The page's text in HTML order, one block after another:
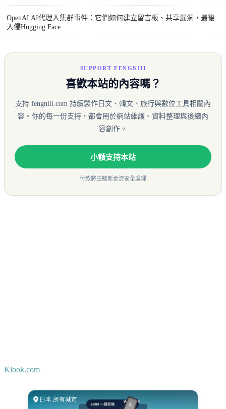
OpenAI AI代理人集群事件：它們如何建立留言板、共享漏洞，最後
入侵Hugging Face
SUPPORT FENGNIII
喜歡本站的內容嗎？
支持 fengniii.com 持續製作日文、韓文、旅行與數位工具相關內
容。你的每一份支持，都會用於網站維護、資料整理與後續內
容創作。
小額支持本站
付款將由藍新金流安全處理
Klook.com